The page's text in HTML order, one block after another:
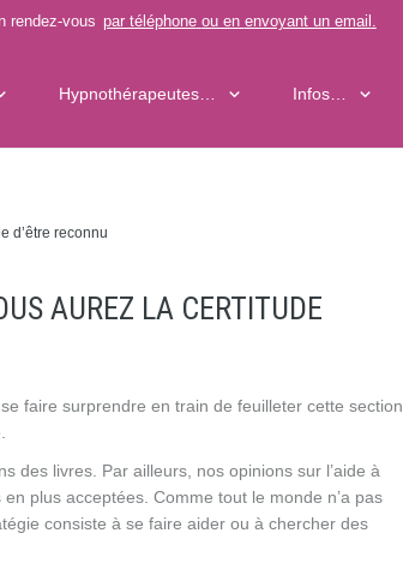
rendez-vous par téléphone ou en envoyant un email
Hypnothérapeutes… Infos…
d’être reconnu
AUREZ LA CERTITUDE
faire surprendre en train de feuilleter cette section
des livres. Par ailleurs, nos opinions sur l’aide à
plus acceptées. Comme tout le monde n’a pas
consiste à se faire aider ou à chercher des